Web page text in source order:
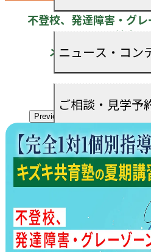
ニュース・コン
ご相談・見学予
企業情報
不登校、発達障害・グレ
社会人の
メンタルと学び直し
Previous